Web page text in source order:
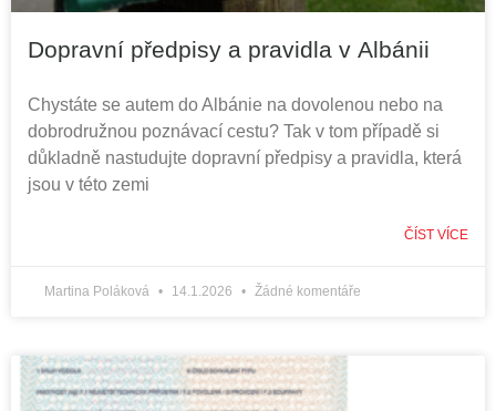
Dopravní předpisy a pravidla v Albánii
Chystáte se autem do Albánie na dovolenou nebo na
dobrodružnou poznávací cestu? Tak v tom případě si
důkladně nastudujte dopravní předpisy a pravidla, která
jsou v této zemi
ČÍST VÍCE
Martina Poláková 14.1.2026 Žádné komentáře